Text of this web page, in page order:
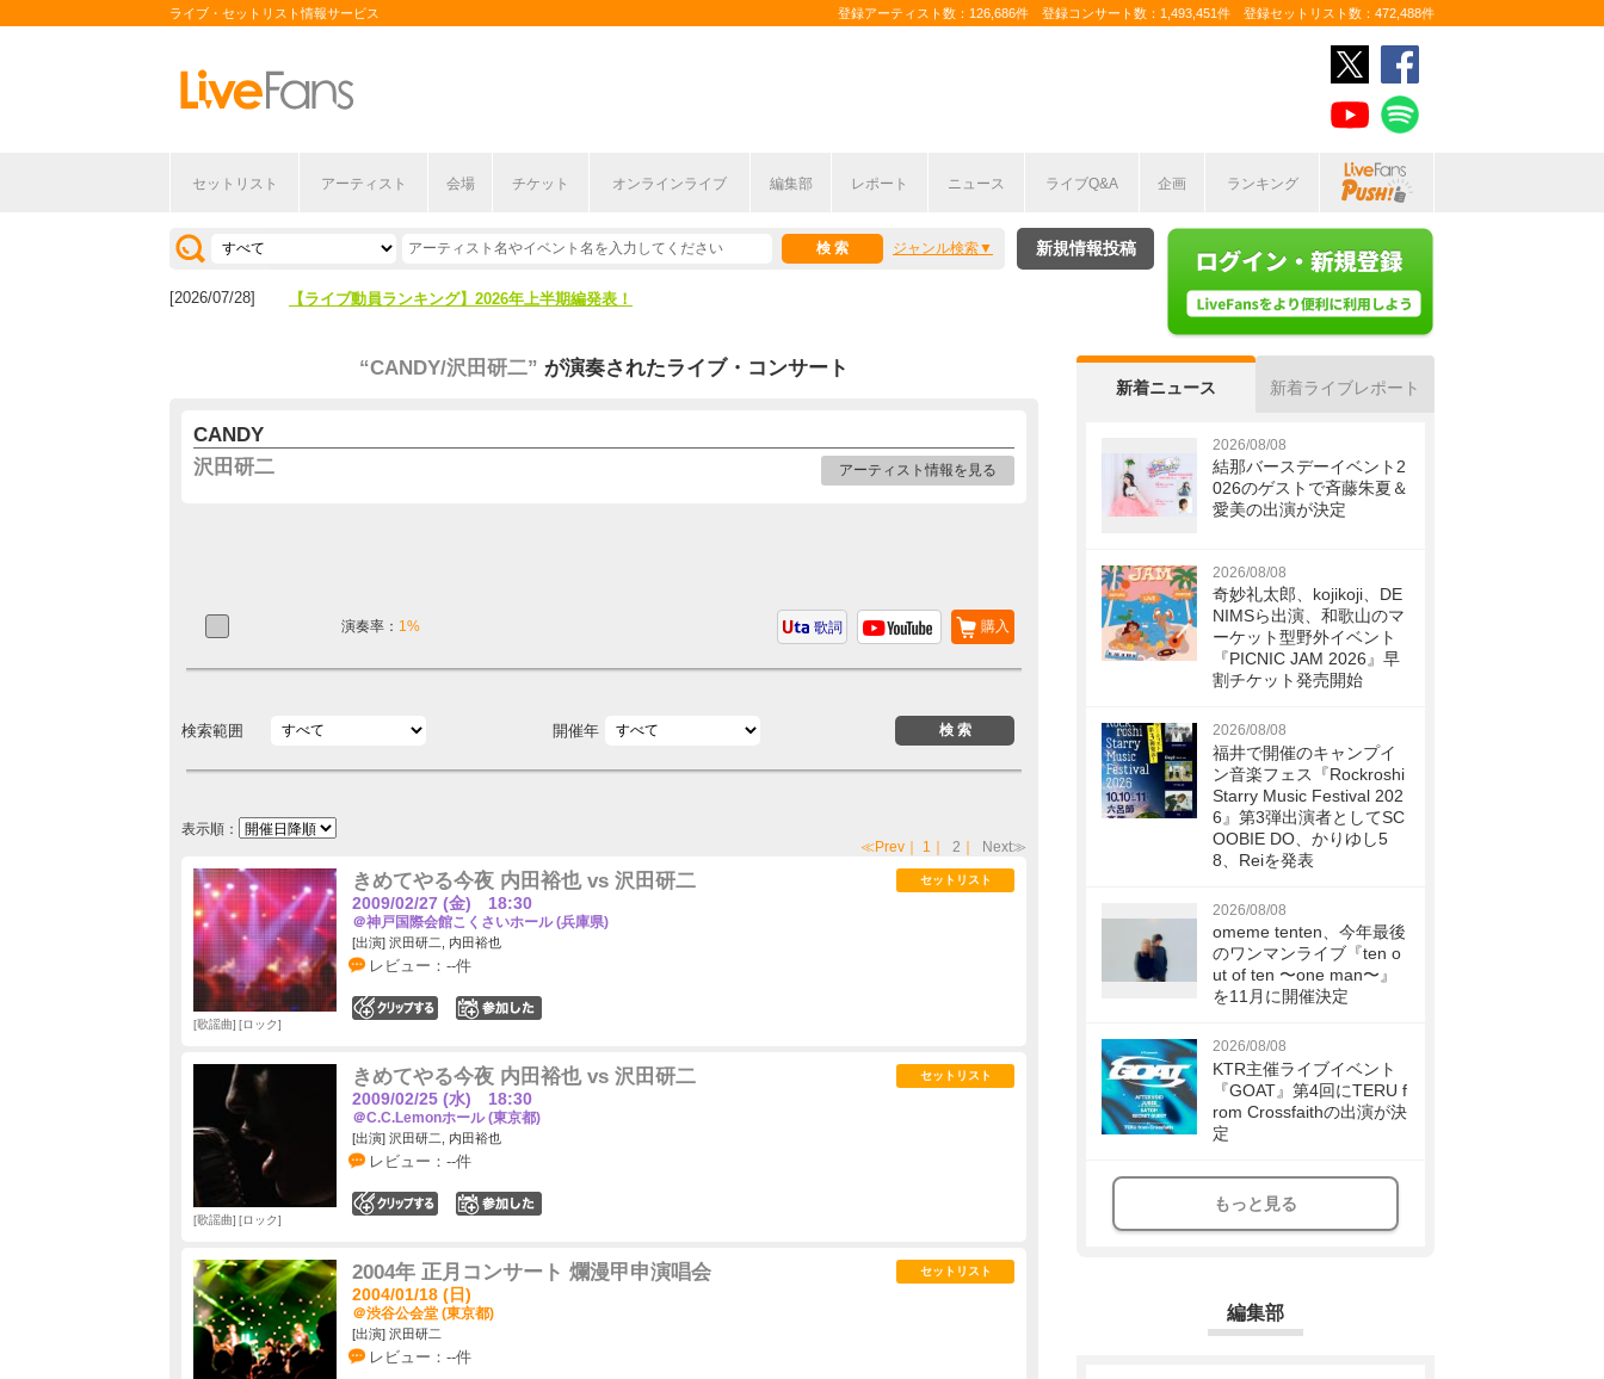
ライブ・セットリスト情報サービス 登録アーティスト数：126,686件 登録コンサート数：1,493,451件 登録セットリスト数：472,488件
セットリスト アーティスト 会場 チケット オンラインライブ 編集部 レポート ニュース ライブQ&A 企画 ランキング
ジャンル検索
[2026/04/27] 【フェス特集2026】フェス情報はここから！
[2026/07/28] 【ライブ動員ランキング】2026年上半期編発表！
新規情報投稿
“CANDY/沢田研二” が演奏されたライブ・コンサート
CANDY
沢田研二
アーティスト情報を見る
演奏率： 1% 購入
歌詞
検索範囲 開催年
表示順：
≪Prev ｜ 1 ｜ 2 ｜ Next≫
きめてやる今夜 内田裕也 vs 沢田研二
2009/02/27 (金) 18:30
＠神戸国際会館こくさいホール (兵庫県)
[出演] 沢田研二, 内田裕也
レビュー：--件
セットリスト
歌謡曲 ロック
きめてやる今夜 内田裕也 vs 沢田研二
2009/02/25 (水) 18:30
＠C.C.Lemonホール (東京都)
[出演] 沢田研二, 内田裕也
レビュー：--件
セットリスト
歌謡曲 ロック
2004年 正月コンサート 爛漫甲申演唱会
2004/01/18 (日)
＠渋谷公会堂 (東京都)
[出演] 沢田研二
レビュー：--件
セットリスト
新着ニュース 新着ライブレポート
2026/08/08
結那バースデーイベント2
026のゲストで斉藤朱夏＆
愛美の出演が決定
2026/08/08
奇妙礼太郎、kojikoji、DE
NIMSら出演、和歌山のマ
ーケット型野外イベント
『PICNIC JAM 2026』早
割チケット発売開始
2026/08/08
福井で開催のキャンプイ
ン音楽フェス『Rockroshi
Starry Music Festival 202
6』第3弾出演者としてSC
OOBIE DO、かりゆし5
8、Reiを発表
2026/08/08
omeme tenten、今年最後
のワンマンライブ『ten o
ut of ten 〜one man〜』
を11月に開催決定
2026/08/08
KTR主催ライブイベント
『GOAT』第4回にTERU f
rom Crossfaithの出演が決
定
もっと見る
編集部